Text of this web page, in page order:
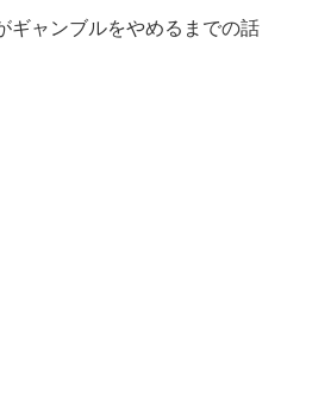
ギャンブルをやめるまでの話